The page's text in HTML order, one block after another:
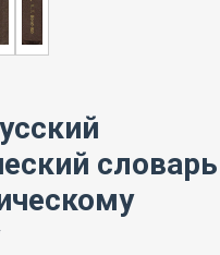
словарь